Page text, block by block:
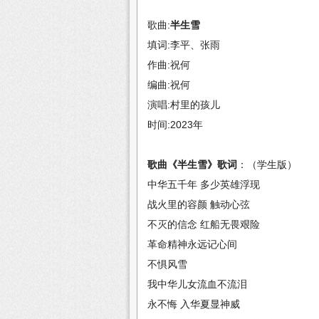
歌曲:半生雪
填词:李平、张雨
作曲:祝何
编曲:祝何
演唱:村里的孩儿
时间:2023年
歌曲《半生雪》歌词 ：（学生版）
中华五千年 多少英雄浮现
战火里的容颜 触动心弦
不灭的信念 红船无畏艰险
革命精神永远记心间
不惧风雪
我中华儿女流血不流泪
永不悔 入华夏显神威